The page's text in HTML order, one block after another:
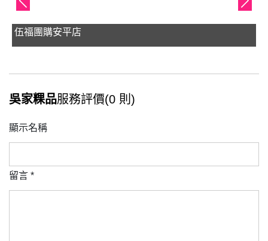
伍福團購安平店
吳家粿品服務評價(0 則)
顯示名稱
留言 *